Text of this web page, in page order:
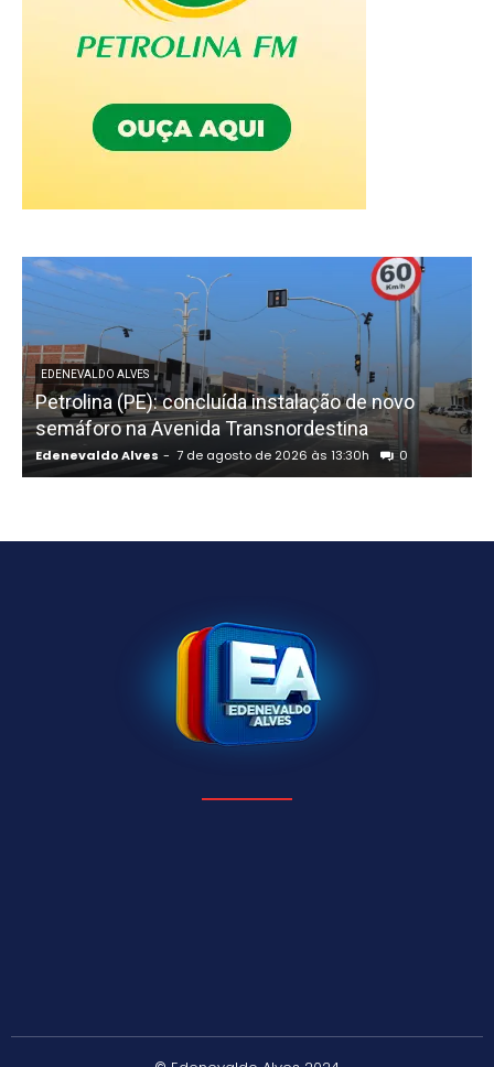
EDENEVALDO ALVES
Petrolina (PE): concluída instalação de novo
semáforo na Avenida Transnordestina
Edenevaldo Alves - 7 de agosto de 2026 às 13:30h 0